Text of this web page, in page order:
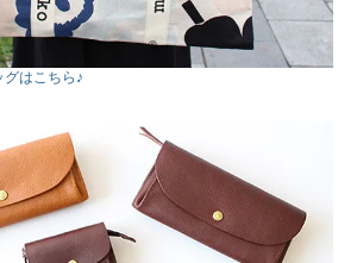
はこちら♪